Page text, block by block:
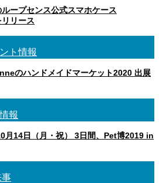
ープセンス公式スマホケース
リース
ト情報
のハンドメイドマーケット2020 出展
報
月14日（月・祝） 3日間、Pet博2019 in
事